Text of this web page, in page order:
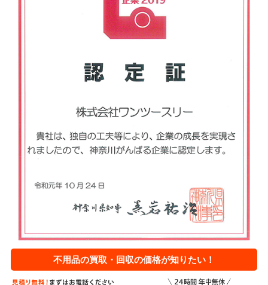
不用品の買取・回収の価格が知りたい！